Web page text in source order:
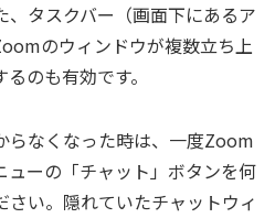
、タスクバー（画面下にあるア
のウィンドウが複数立ち上
のも有効です。
らなくなった時は、一度Zoom
ューの「チャット」ボタンを何
い。隠れていたチャットウィ